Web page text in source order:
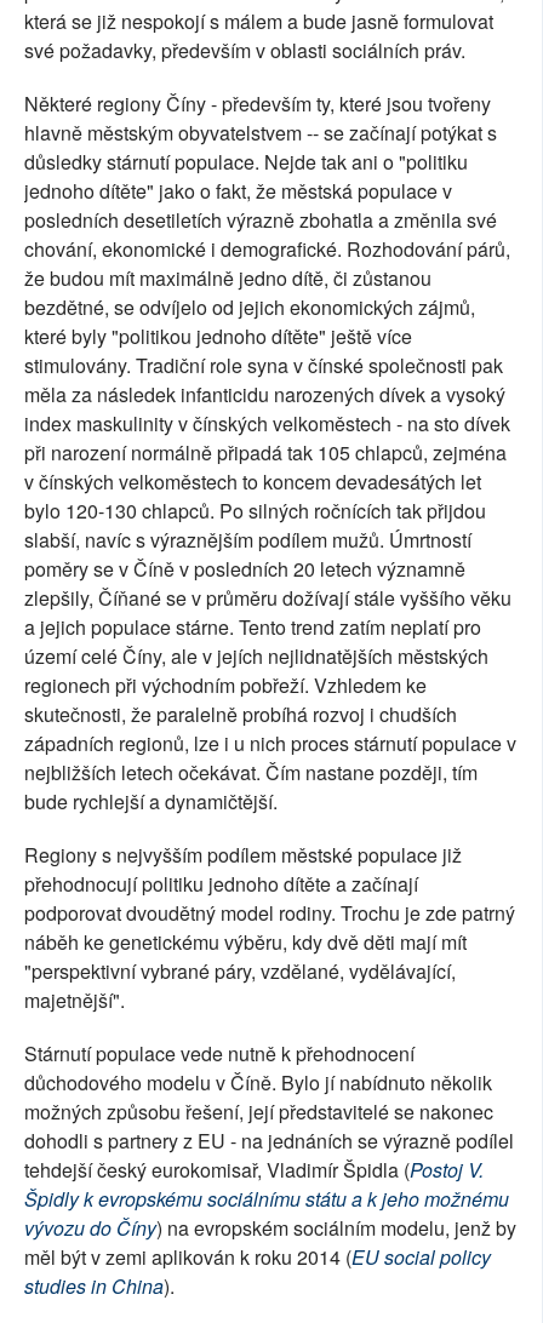
která se již nespokojí s málem a bude jasně formulovat
své požadavky, především v oblasti sociálních práv.
Některé regiony Číny - především ty, které jsou tvořeny
hlavně městským obyvatelstvem -- se začínají potýkat s
důsledky stárnutí populace. Nejde tak ani o "politiku
jednoho dítěte" jako o fakt, že městská populace v
posledních desetiletích výrazně zbohatla a změnila své
chování, ekonomické i demografické. Rozhodování párů,
že budou mít maximálně jedno dítě, či zůstanou
bezdětné, se odvíjelo od jejich ekonomických zájmů,
které byly "politikou jednoho dítěte" ještě více
stimulovány. Tradiční role syna v čínské společnosti pak
měla za následek infanticidu narozených dívek a vysoký
index maskulinity v čínských velkoměstech - na sto dívek
při narození normálně připadá tak 105 chlapců, zejména
v čínských velkoměstech to koncem devadesátých let
bylo 120-130 chlapců. Po silných ročnících tak přijdou
slabší, navíc s výraznějším podílem mužů. Úmrtností
poměry se v Číně v posledních 20 letech významně
zlepšily, Číňané se v průměru dožívají stále vyššího věku
a jejich populace stárne. Tento trend zatím neplatí pro
území celé Číny, ale v jejích nejlidnatějších městských
regionech při východním pobřeží. Vzhledem ke
skutečnosti, že paralelně probíhá rozvoj i chudších
západních regionů, lze i u nich proces stárnutí populace v
nejbližších letech očekávat. Čím nastane později, tím
bude rychlejší a dynamičtější.
Regiony s nejvyšším podílem městské populace již
přehodnocují politiku jednoho dítěte a začínají
podporovat dvoudětný model rodiny. Trochu je zde patrný
náběh ke genetickému výběru, kdy dvě děti mají mít
"perspektivní vybrané páry, vzdělané, vydělávající,
majetnější".
Stárnutí populace vede nutně k přehodnocení
důchodového modelu v Číně. Bylo jí nabídnuto několik
možných způsobu řešení, její představitelé se nakonec
dohodli s partnery z EU - na jednáních se výrazně podílel
tehdejší český eurokomisař, Vladimír Špidla (Postoj V.
Špidly k evropskému sociálnímu státu a k jeho možnému
vývozu do Číny) na evropském sociálním modelu, jenž by
měl být v zemi aplikován k roku 2014 (EU social policy
studies in China).